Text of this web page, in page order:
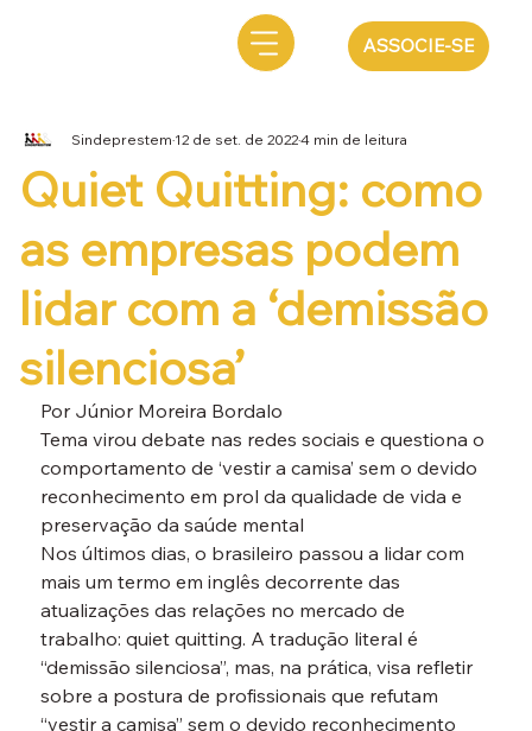
ASSOCIE-SE
Quiet Quitting: como
as empresas podem
lidar com a ‘demissão
silenciosa’
Sindeprestem12 de set. de 20224 min de leitura
Por Júnior Moreira Bordalo
Tema virou debate nas redes sociais e questiona o
comportamento de ‘vestir a camisa’ sem o devido
reconhecimento em prol da qualidade de vida e
preservação da saúde mental
Nos últimos dias, o brasileiro passou a lidar com
mais um termo em inglês decorrente das
atualizações das relações no mercado de
trabalho: quiet quitting. A tradução literal é
“demissão silenciosa”, mas, na prática, visa refletir
sobre a postura de profissionais que refutam
“vestir a camisa” sem o devido reconhecimento